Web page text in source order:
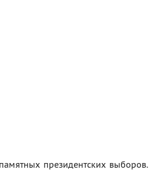
президентских выборов.